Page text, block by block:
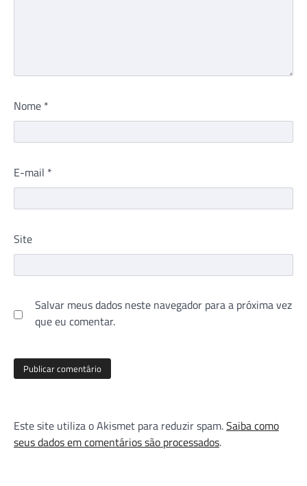
Nome *
E-mail *
Site
Salvar meus dados neste navegador para a próxima vez
que eu comentar.
Este site utiliza o Akismet para reduzir spam.Saiba como
seus dados em comentários são processados.